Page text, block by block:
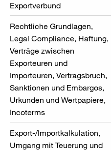
Exportverbund
Rechtliche Grundlagen,
Legal Compliance, Haftung,
Verträge zwischen
Exporteuren und
Importeuren, Vertragsbruch,
Sanktionen und Embargos,
Urkunden und Wertpapiere,
Incoterms
Export-/Importkalkulation,
Umgang mit Teuerung und